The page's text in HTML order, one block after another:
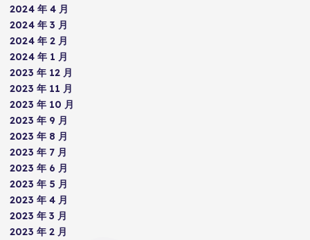
2024 年 4 月
2024 年 3 月
2024 年 2 月
2024 年 1 月
2023 年 12 月
2023 年 11 月
2023 年 10 月
2023 年 9 月
2023 年 8 月
2023 年 7 月
2023 年 6 月
2023 年 5 月
2023 年 4 月
2023 年 3 月
2023 年 2 月